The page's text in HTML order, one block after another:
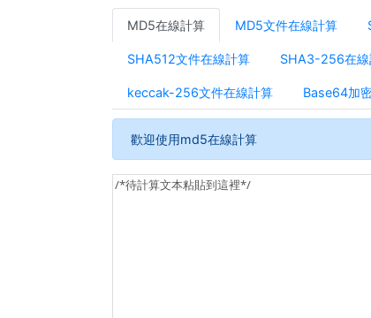
MD5在線計算 MD5文件在線計算
SHA512文件在線計算 SHA3-256在線
keccak-256文件在線計算 Base64加
歡迎使用md5在線計算